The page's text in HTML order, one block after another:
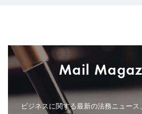
Mail
ビジネスに関する最新の法務ニュー